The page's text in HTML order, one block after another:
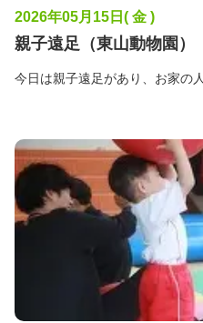
2026年05月15日( 金 )
親子遠足（東山動物園）
今日は親子遠足があり、お家の